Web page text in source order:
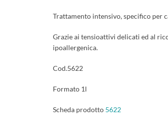
Trattamento intensivo, specifico per
Grazie ai tensioattivi delicati ed al
ipoallergenica.
Cod.5622
Formato 1l
Scheda prodotto 5622